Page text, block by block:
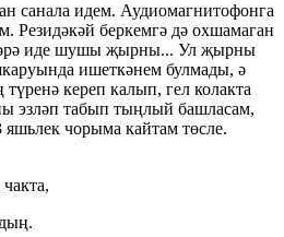
санала идем. Аудиомагнитофонга
Резидәкәй беркемгә дә охшамаган
иде шушы җырны... Ул җырны
ишеткәнем булмады, ә
кереп калып, гел колакта
эзләп табып тыңлый башласам,
чорыма кайтам төсле.